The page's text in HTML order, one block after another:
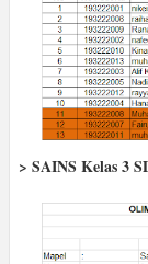
> SAINS Kelas 3